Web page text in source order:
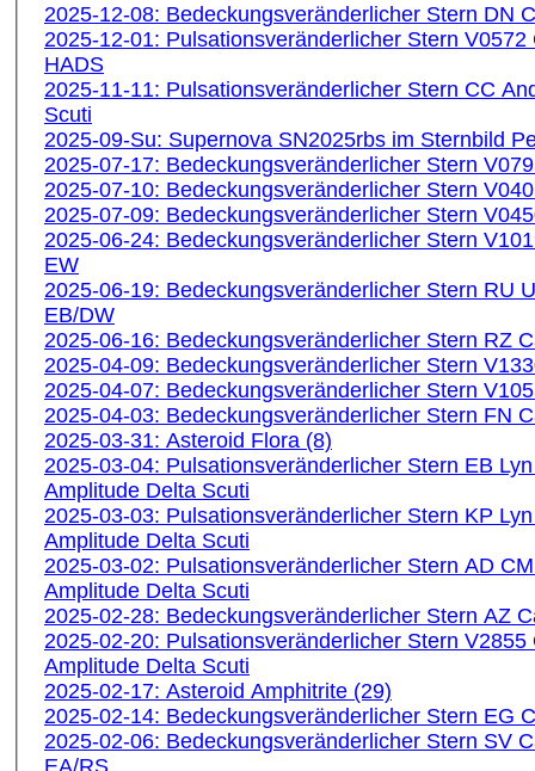
2025-12-08: Bedeckungsveränderlicher Stern DN
2025-12-01: Pulsationsveränderlicher Stern V0572
HADS
2025-11-11: Pulsationsveränderlicher Stern CC
Scuti
2025-09-Su: Supernova SN2025rbs im Sternbild
2025-07-17: Bedeckungsveränderlicher Stern
2025-07-10: Bedeckungsveränderlicher Stern
2025-07-09: Bedeckungsveränderlicher Stern
2025-06-24: Bedeckungsveränderlicher Stern
EW
2025-06-19: Bedeckungsveränderlicher Stern RU
EB/DW
2025-06-16: Bedeckungsveränderlicher Stern RZ
2025-04-09: Bedeckungsveränderlicher Stern
2025-04-07: Bedeckungsveränderlicher Stern
2025-04-03: Bedeckungsveränderlicher Stern FN
2025-03-31: Asteroid Flora (8)
2025-03-04: Pulsationsveränderlicher Stern EB
Amplitude Delta Scuti
2025-03-03: Pulsationsveränderlicher Stern KP
Amplitude Delta Scuti
2025-03-02: Pulsationsveränderlicher Stern AD
Amplitude Delta Scuti
2025-02-28: Bedeckungsveränderlicher Stern AZ
2025-02-20: Pulsationsveränderlicher Stern V2855
Amplitude Delta Scuti
2025-02-17: Asteroid Amphitrite (29)
2025-02-14: Bedeckungsveränderlicher Stern EG
2025-02-06: Bedeckungsveränderlicher Stern SV